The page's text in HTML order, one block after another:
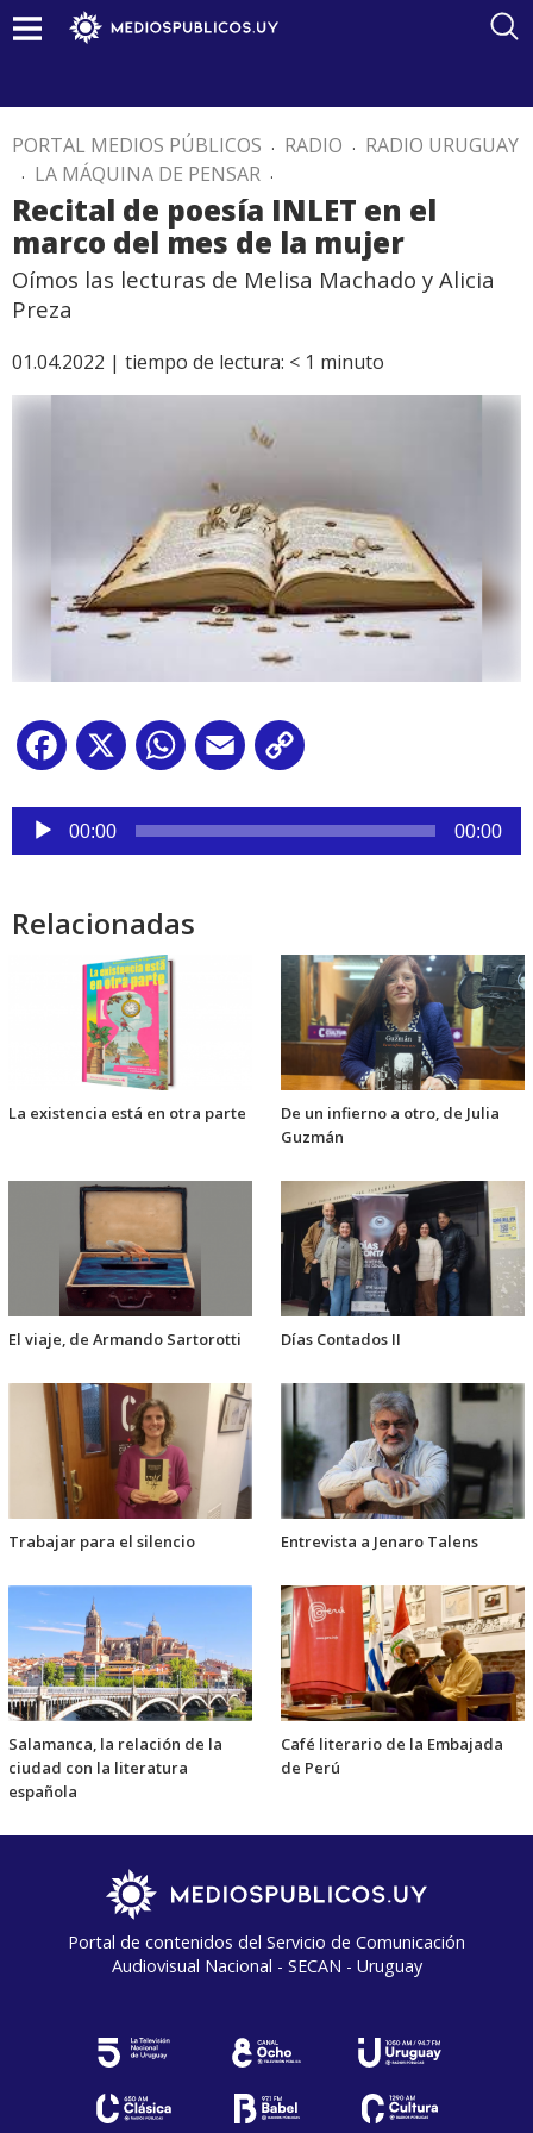
PORTAL MEDIOS PÚBLICOS . RADIO . RADIO URUGUAY
. LA MÁQUINA DE PENSAR .
Recital de poesía INLET en el
marco del mes de la mujer
Oímos las lecturas de Melisa Machado y Alicia
Preza
01.04.2022 | tiempo de lectura: < 1 minuto
Facebook
X WhatsApp
Email
Reproductor
audio
00:00 00:00
Relacionadas
La existencia está en otra parte
De un infierno a otro, de Julia
Guzmán
El viaje, de Armando Sartorotti Días Contados II
Trabajar para el silencio Entrevista a Jenaro Talens
Salamanca, la relación de la
ciudad con la literatura
española
Café literario de la Embajada
de Perú
Portal de contenidos del Servicio de Comunicación
Audiovisual Nacional - SECAN - Uruguay